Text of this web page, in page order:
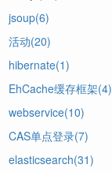
jsoup(6)
活动(20)
hibernate(1)
EhCache缓存框架(4)
webservice(10)
CAS单点登录(7)
elasticsearch(31)